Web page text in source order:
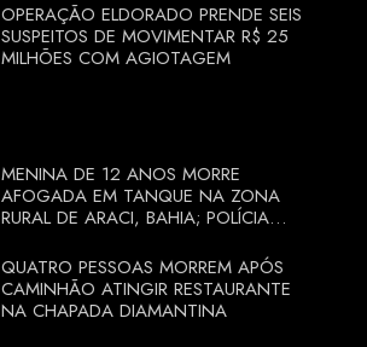
OPERAÇÃO ELDORADO PRENDE SEIS
SUSPEITOS DE MOVIMENTAR R$ 25
MILHÕES COM AGIOTAGEM
MENINA DE 12 ANOS MORRE
AFOGADA EM TANQUE NA ZONA
RURAL DE ARACI, BAHIA; POLÍCIA
QUATRO PESSOAS MORREM APÓS
CAMINHÃO ATINGIR RESTAURANTE
NA CHAPADA DIAMANTINA